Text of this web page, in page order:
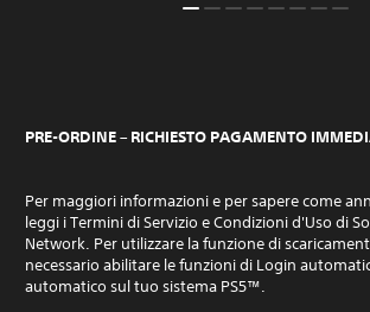
PRE-ORDINE – RICHIESTO PAGAMENTO
Per maggiori informazioni e per sapere come
leggi i Termini di Servizio e Condizioni d'Uso di
Network. Per utilizzare la funzione di
necessario abilitare le funzioni di Login
automatico sul tuo sistema PS5™.